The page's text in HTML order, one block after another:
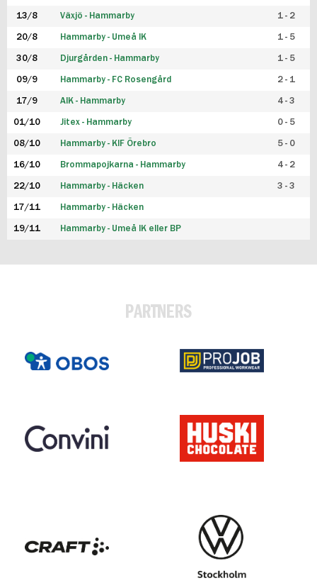
13/8 Växjö - Hammarby 1 - 2
20/8 Hammarby - Umeå IK 1 - 5
30/8 Djurgården - Hammarby 1 - 5
09/9 Hammarby - FC Rosengård 2 - 1
17/9 AIK - Hammarby 4 - 3
01/10 Jitex - Hammarby 0 - 5
08/10 Hammarby - KIF Örebro 5 - 0
16/10 Brommapojkarna - Hammarby 4 - 2
22/10 Hammarby - Häcken 3 - 3
17/11 Hammarby - Häcken
19/11 Hammarby - Umeå IK eller BP
PARTNERS